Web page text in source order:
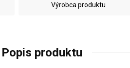
Výrobca produktu
Popis produktu